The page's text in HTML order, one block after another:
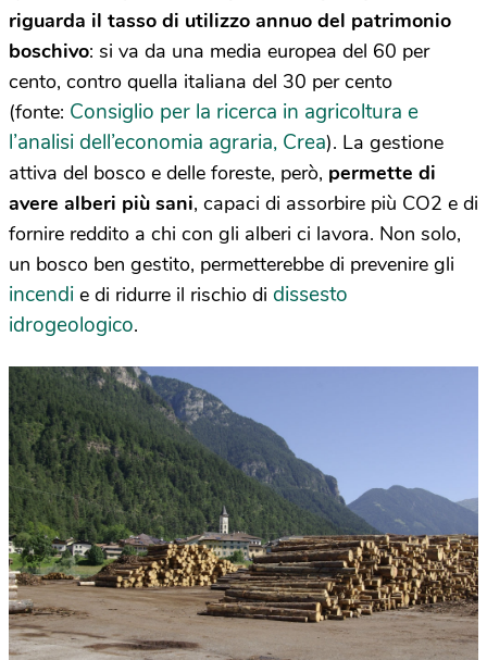
riguarda il tasso di utilizzo annuo del patrimonio
boschivo: si va da una media europea del 60 per
cento, contro quella italiana del 30 per cento
(fonte: Consiglio per la ricerca in agricoltura e
l’analisi dell’economia agraria, Crea). La gestione
attiva del bosco e delle foreste, però, permette di
avere alberi più sani, capaci di assorbire più CO2 e di
fornire reddito a chi con gli alberi ci lavora. Non solo,
un bosco ben gestito, permetterebbe di prevenire gli
incendi e di ridurre il rischio di dissesto
idrogeologico.